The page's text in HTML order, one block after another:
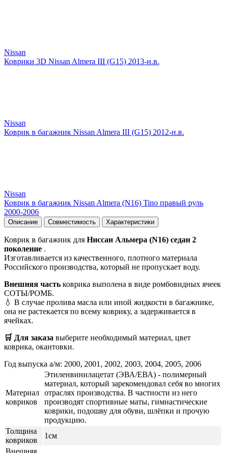
Nissan
Коврики 3D Nissan Almera III (G15) 2013-н.в.
Nissan
Коврик в багажник Nissan Almera III (G15) 2012-н.в.
Nissan
Коврик в багажник Nissan Almera (N16) Tino правый руль
2000-2006
Описание Совместимость Характеристики
Коврик в багажник для Ниссан Альмера (N16) седан 2
поколение .
Изготавливается из качественного, плотного материала
Российского производства, который не пропускает воду.
Внешняя часть коврика выполена в виде ромбовидных ячеек
СОТЫ/РОМБ.
💧 В случае пролива масла или иной жидкости в багажнике,
она не растекается по всему коврику, а задерживается в
ячейках.
🛒 Для заказа выберите необходимый материал, цвет
коврика, окантовки.
Год выпуска а/м: 2000, 2001, 2002, 2003, 2004, 2005, 2006
Материал
ковриков
Этиленвинилацетат (ЭВА/ЕВА) - полимерный
материал, который зарекомендовал себя во многих
отраслях производства. В частности из него
производят спортивные маты, гимнастические
коврики, подошву для обуви, шлёпки и прочую
продукцию.
Толщина
ковриков
1см
Внешняя